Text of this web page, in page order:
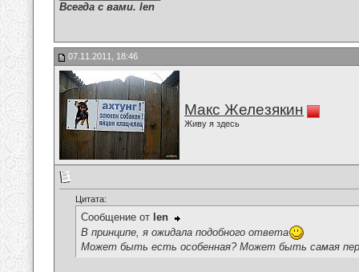
Всегда с вами. len
07.11.2011, 18:46
Макс Железякин
Живу я здесь
Цитата:
Сообщение от len
В принципе, я ожидала подобного ответа
Может быть есть особенная? Может быть самая